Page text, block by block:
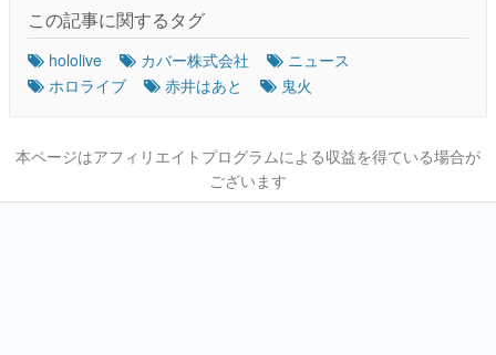
この記事に関するタグ
hololive カバー株式会社
ニュース
ホロライブ
赤井はあと 鬼火
本ページはアフィリエイトプログラムによる収益を得ている場合が
ございます